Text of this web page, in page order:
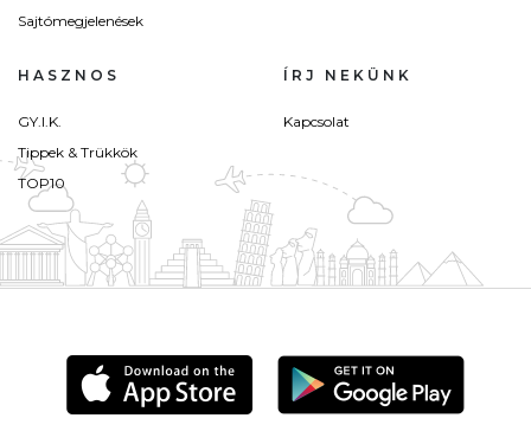
Sajtómegjelenések
HASZNOS
GY.I.K.
Tippek & Trükkök
TOP10
ÍRJ NEKÜNK
Kapcsolat